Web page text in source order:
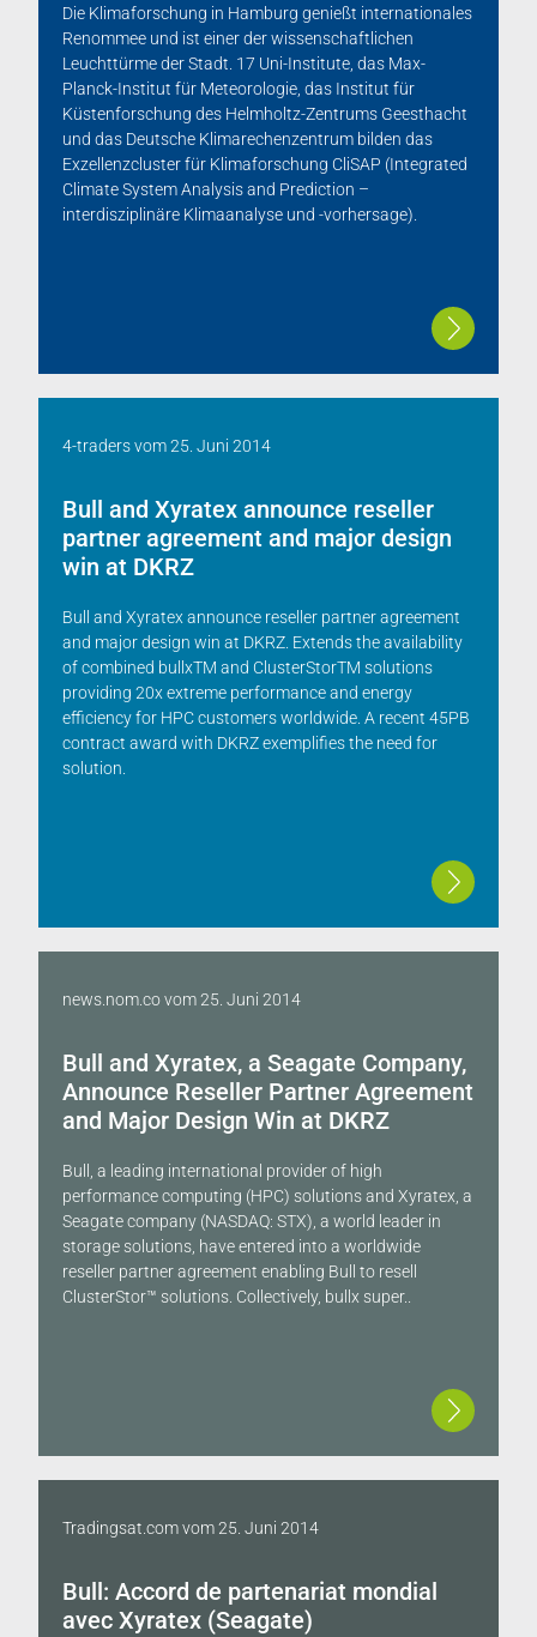
Die Klimaforschung in Hamburg genießt internationales
Renommee und ist einer der wissenschaftlichen
Leuchttürme der Stadt. 17 Uni-Institute, das Max-
Planck-Institut für Meteorologie, das Institut für
Küstenforschung des Helmholtz-Zentrums Geesthacht
und das Deutsche Klimarechenzentrum bilden das
Exzellenzcluster für Klimaforschung CliSAP (Integrated
Climate System Analysis and Prediction –
interdisziplinäre Klimaanalyse und -vorhersage).
4-tradersvom25. Juni 2014
Bull and Xyratex announce reseller
partner agreement and major design
win at DKRZ
Bull and Xyratex announce reseller partner agreement
and major design win at DKRZ. Extends the availability
of combined bullxTM and ClusterStorTM solutions
providing 20x extreme performance and energy
efficiency for HPC customers worldwide. A recent 45PB
contract award with DKRZ exemplifies the need for
solution.
news.nom.covom25. Juni 2014
Bull and Xyratex, a Seagate Company,
Announce Reseller Partner Agreement
and Major Design Win at DKRZ
Bull, a leading international provider of high
performance computing (HPC) solutions and Xyratex, a
Seagate company (NASDAQ: STX), a world leader in
storage solutions, have entered into a worldwide
reseller partner agreement enabling Bull to resell
ClusterStor™ solutions. Collectively, bullx super..
Tradingsat.comvom25. Juni 2014
Bull: Accord de partenariat mondial
avec Xyratex (Seagate)